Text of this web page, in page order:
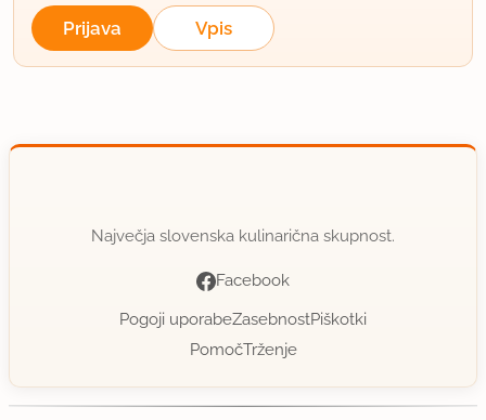
Prijava Vpis
Največja slovenska kulinarična skupnost.
Facebook
Pogoji uporabeZasebnostPiškotki
PomočTrženje